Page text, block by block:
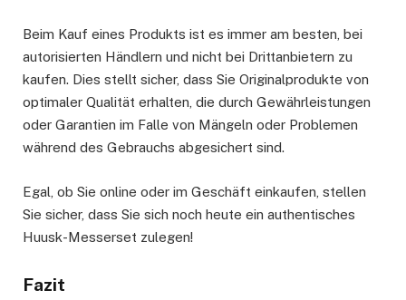
Beim Kauf eines Produkts ist es immer am besten, bei
autorisierten Händlern und nicht bei Drittanbietern zu
kaufen. Dies stellt sicher, dass Sie Originalprodukte von
optimaler Qualität erhalten, die durch Gewährleistungen
oder Garantien im Falle von Mängeln oder Problemen
während des Gebrauchs abgesichert sind.
Egal, ob Sie online oder im Geschäft einkaufen, stellen
Sie sicher, dass Sie sich noch heute ein authentisches
Huusk-Messerset zulegen!
Fazit